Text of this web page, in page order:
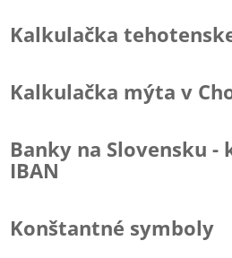
Kalkulačka
Kalkulačka mýta v
Banky na Slovensku -
IBAN
Konštantné symboly